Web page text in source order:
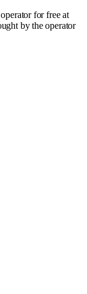
for free at
by the operator